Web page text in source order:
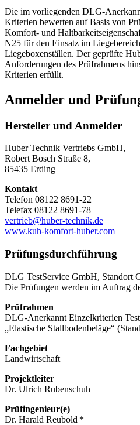
Die im vorliegenden DLG-
Kriterien bewerten auf Basis von
Komfort- und
N25 für den Einsatz im
Liegeboxenställen. Der geprüfte
Anforderungen des Prüfrahmens
Kriterien erfüllt.
Anmelder und
Hersteller und Anmelder
Huber Technik Vertriebs GmbH,
Robert Bosch Straße 8,
85435 Erding
Kontakt
Telefon 08122 8691-22
Telefax 08122 8691-78
vertrieb@huber-technik.de
www.kuh-komfort-huber.com
Prüfungsdurchführung
DLG TestService GmbH, Standort
Die Prüfungen werden im Auftrag
Prüfrahmen
DLG-Anerkannt Einzelkriterien Test
„Elastische Stallbodenbeläge“
Fachgebiet
Landwirtschaft
Projektleiter
Dr. Ulrich Rubenschuh
Prüfingenieur(e)
Dr. Harald Reubold *